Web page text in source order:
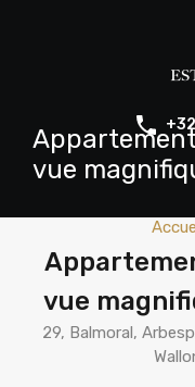
vue
vue
29, Balmoral,